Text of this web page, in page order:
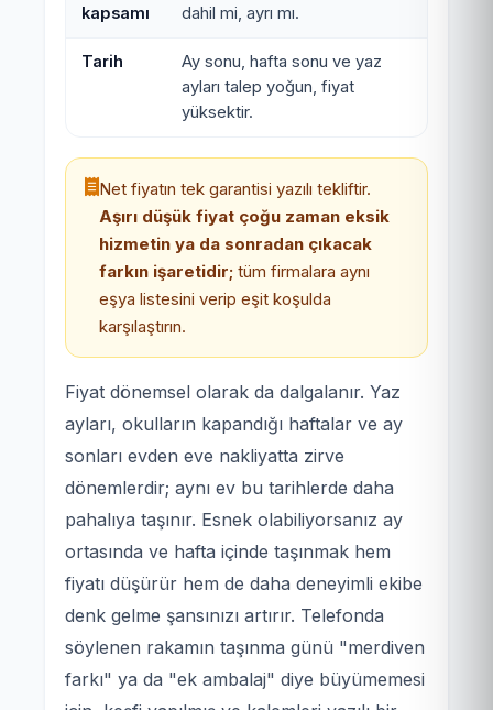
kapsamı
dahil mi, ayrı mı.
Tarih
Ay sonu, hafta sonu ve yaz
ayları talep yoğun, fiyat
yüksektir.
Net fiyatın tek garantisi yazılı tekliftir.
Aşırı düşük fiyat çoğu zaman eksik
hizmetin ya da sonradan çıkacak
farkın işaretidir; tüm firmalara aynı
eşya listesini verip eşit koşulda
karşılaştırın.
Fiyat dönemsel olarak da dalgalanır. Yaz
ayları, okulların kapandığı haftalar ve ay
sonları evden eve nakliyatta zirve
dönemlerdir; aynı ev bu tarihlerde daha
pahalıya taşınır. Esnek olabiliyorsanız ay
ortasında ve hafta içinde taşınmak hem
fiyatı düşürür hem de daha deneyimli ekibe
denk gelme şansınızı artırır. Telefonda
söylenen rakamın taşınma günü "merdiven
farkı" ya da "ek ambalaj" diye büyümemesi